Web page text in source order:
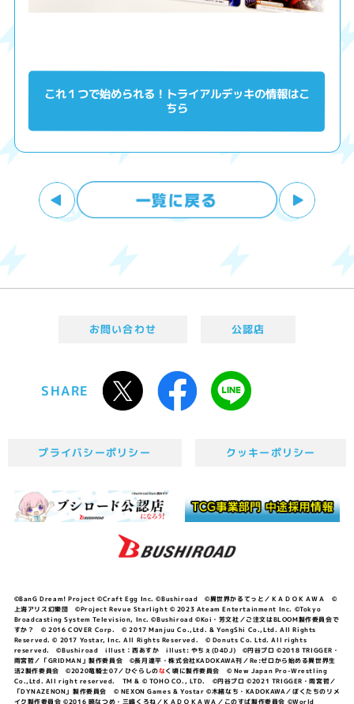
これ１つで始められる！トライアルデッキの情報はこ
ちら
お問い合わせ 公認店
SHARE
プライバシーポリシー クッキーポリシー
©BanG Dream! Project ©Craft Egg Inc. ©Bushiroad ©異世界かるてっと／ＫＡＤＯＫＡＷＡ ©
上海アリス幻樂団 ©Project Revue Starlight © 2023 Ateam Entertainment Inc. ©Tokyo
Broadcasting System Television, Inc. ©Bushiroad ©Koi・芳文社／ご注文はBLOOM製作委員会で
すか？ © 2016 COVER Corp. © 2017 Manjuu Co.,Ltd. & YongShi Co.,Ltd. All Rights
Reserved. © 2017 Yostar, Inc. All Rights Reserved. © Donuts Co. Ltd. All rights
reserved. ©Bushiroad illust：西あすか illust: やちぇ(D4DJ) ©円谷プロ ©2018 TRIGGER・
雨宮哲／「GRIDMAN」製作委員会 ©長月達平・株式会社KADOKAWA刊／Re:ゼロから始める異世界生
活2製作委員会 ©2020竜騎士07／ひぐらしのなく頃に製作委員会 © New Japan Pro-Wrestling
Co.,Ltd. All right reserved. TM & © TOHO CO., LTD. ©円谷プロ ©2021 TRIGGER・雨宮哲／
「DYNAZENON」製作委員会 © NEXON Games & Yostar ©木緒なち・KADOKAWA／ぼくたちのリメ
イク製作委員会 ©2016 暁なつめ・三嶋くろね／ＫＡＤＯＫＡＷＡ／このすば製作委員会 ©World